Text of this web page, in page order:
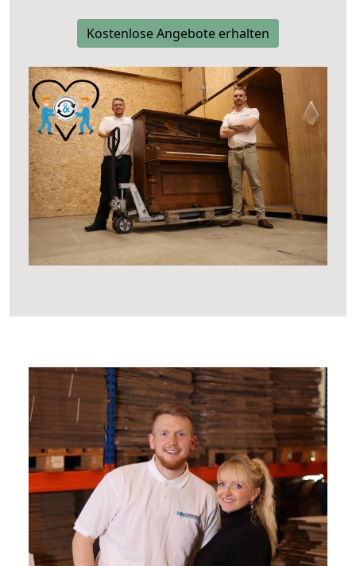
Kostenlose Angebote erhalten